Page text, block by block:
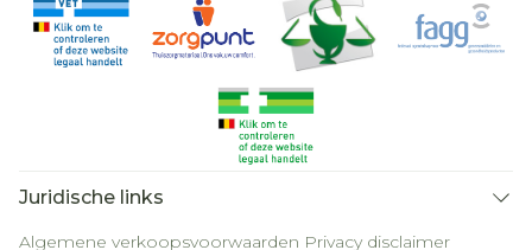
Juridische links
Algemene verkoopsvoorwaarden Privacy disclaimer